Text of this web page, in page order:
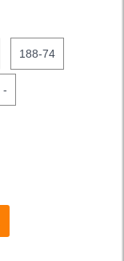
188-74
-